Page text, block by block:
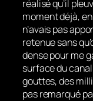
réalisé qu’il
moment déjà,
n’avais pas
retenue sans
dense pour me
surface du
gouttes, des
pas remarqué